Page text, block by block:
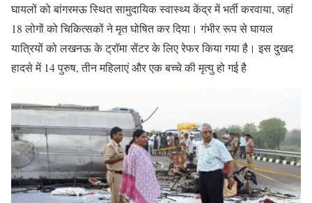
घायलों को बांगरमऊ स्थित सामुदायिक स्वास्थ्य केंद्र में भर्ती करवाया, जहां
18 लोगों को चिकित्सकों ने मृत घोषित कर दिया। गंभीर रूप से घायल
यात्रियों को लखनऊ के ट्रॉमा सेंटर के लिए रेफर किया गया है। इस दुखद
हादसे में 14 पुरुष, तीन महिलाएं और एक बच्चे की मृत्यु हो गई है